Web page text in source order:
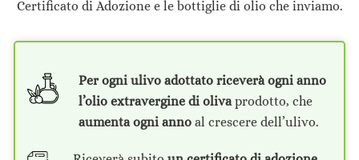
Certificato di Adozione e le bottiglie di olio che inviamo.
Per ogni ulivo adottato riceverà ogni anno
l’olio extravergine di olivaprodotto, che
aumenta ogni anno al crescere dell’ulivo.